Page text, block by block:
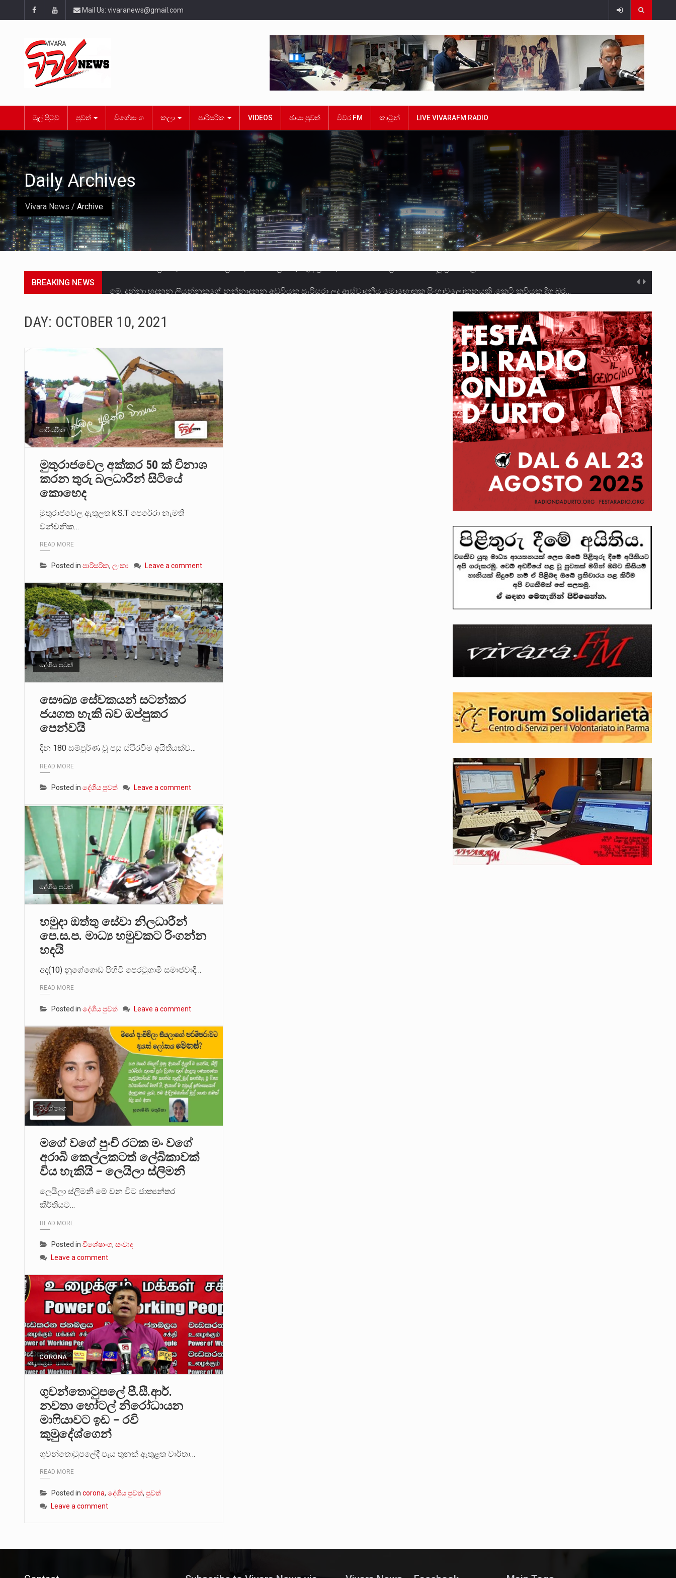
Mail Us: vivaranews@gmail.com
මුල් පිටුව පුවත් විශේෂාංග කලා පාරිසරික VIDEOS ඡායා පුවත් විවර FM කාටූන් LIVE VIVARAFM RADIO
Vivara News / Archive
Daily Archives
BREAKING NEWS
සංවිධානාත්මක අපරාධකරුවකු වන ලොකු පැටිගේ ප්‍රධාන වෙඩික්කරු බවට සැක කරන ගිං ගඟේ ගිල්වා මරා දමා…
උපරිමාධිකරණ විනිශ්චයකාරවරුන්ගේ හා ඉන් පහළ විනිශ්චයකාරවරුන්ගේ විශ්‍රාම වයස දීර්ඝ කිරීම සඳහා සකස් කර ඇති විසිදෙවන…
බන්ධනාගාර රැදවියන් 1,021 දෙනෙකු ඉකුත් වසර පහක කාලය තුලදී (2020 ජනවාරි 01 සිට 2025 දෙසැම්බර්…
මහර බන්ධනාගාරයේ අද ඇතිවූ සිද්ධියෙන් තුවාල ලැබූ බව කියන රැඳවියන් ගණන ඉහළ ගොස් තිබේ. ඒ…
අගෝස්තු මස දෙවන ඉරිදා ලිට් රූම් සූම් සංවාදය පැවැත්වෙන්නේ "කතා කරන මහ වැව" නම් නකතාවක්…
ලාල් කාන්ත ඇමතිවරයා අධිකරණ විනිශ්චයකාරවරුන්ගේ විශ්‍රාම යෑමේ වයස සම්බන්ධයෙන් නිහඬව සිටින ලෙස තමාට දැනුම් දුන්…
2011 වසරේදී දේශපාලන හා මානව හිමිකම් ක්‍රියාකාරීන් වන ලලිත්කුමාර් වීරරාජ් සහ කුගන් මුරුගානන්දන් යාපනයේදී අතුරුදන්…
ගොවියන්ගේ ප්‍රශ්න, ධීවරයන්ගේ ප්‍රශ්න, සෞඛය ප්‍රශ්න, වැටු ප්‍ර්ශ්න, රැකියා විරහිත ප්‍රශ්න මේ සියලු ප්‍රශ්නවලට තනි…
DAY: OCTOBER 10, 2021
පාරිසරික
මුතුරාජවෙල අක්කර 50 ක් විනාශ
කරන තුරු බලධාරීන් සිටියේ
කොහෙද
මුතුරාජවෙල ඇතුලත k.S.T පෙරේරා නැමති
වන්චනික…
READ MORE
Posted in පාරිසරික, ලංකා Leave a comment
දේශීය පුවත්
සෞඛ්‍ය සේවකයන් සටන්කර
ජයගත හැකි බව ඔප්පුකර
පෙන්වයි
දින 180 සම්පූර්ණ වූ පසු ස්ථිරවීම අයිතියක්ව…
READ MORE
Posted in දේශීය පුවත් Leave a comment
දේශීය පුවත්
හමුදා ඔත්තු සේවා නිලධාරීන්
පෙ.ස.ප. මාධ්‍ය හමුවකට රිංගන්න
හදයි
අද(10) නුගේගොඩ පිහිටි පෙරටුගාමී සමාජවාදී…
READ MORE
Posted in දේශීය පුවත් Leave a comment
විශේෂාංග
මගේ වගේ පුංචි රටක මං වගේ
අරාබි කෙල්ලකටත් ලේඛිකාවක්
විය හැකියි – ලෙයිලා ස්ලිමනි
ලෙයිලා ස්ලිමනි මේ වන විට ජාත්‍යන්තර
කීර්තියට…
READ MORE
Posted in විශේෂාංග, සංවාද
Leave a comment
CORONA
ගුවන්තොටුපලේ පී.සී.ආර්.
නවතා හෝටල් නිරෝධායන
මාෆියාවට ඉඩ – රවි
කුමුදේශ්ගෙන්
ගුවන්තොටුපලේදී පැය තුනක් ඇතුළත වාර්තා…
READ MORE
Posted in corona, දේශීය පුවත්, පුවත්
Leave a comment